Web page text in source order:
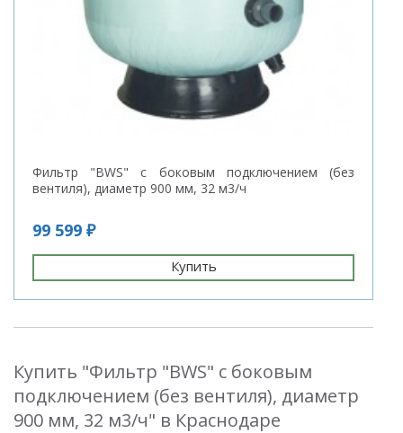
Фильтр "BWS" с боковым подключением (без
вентиля), диаметр 900 мм, 32 м3/ч
99 599 ₽
Купить
Купить "Фильтр "BWS" с боковым
подключением (без вентиля), диаметр
900 мм, 32 м3/ч" в Краснодаре